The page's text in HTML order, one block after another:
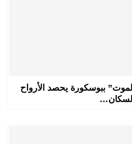
ببوسكورة يحصد الأرواح